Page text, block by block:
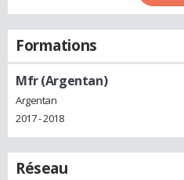
Formations
Mfr (Argentan)
Argentan
2017 - 2018
Réseau